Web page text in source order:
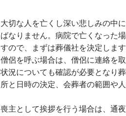
大切な人を亡くし深い悲しみの中
ばなりません。病院で亡くなった
すので、まずは葬儀社を決定しま
僧侶を呼ぶ場合は、僧侶に連絡を
状況についても確認が必要となり
所と日時の決定、会葬者の範囲や
喪主として挨拶を行う場合は、通